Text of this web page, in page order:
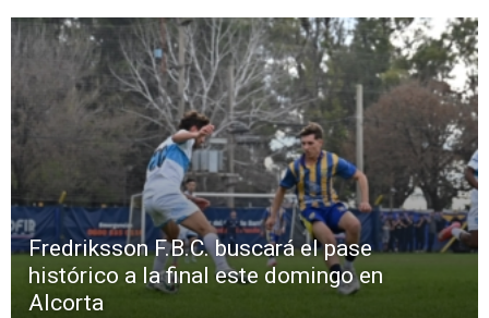
Fredriksson F.B.C. buscará el pase
histórico a la final este domingo en
Alcorta